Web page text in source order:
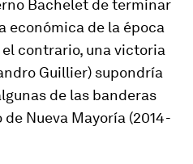
Bachelet de terminar
económica de la época
contrario, una victoria
Guillier) supondría
de las banderas
Nueva Mayoría (2014-